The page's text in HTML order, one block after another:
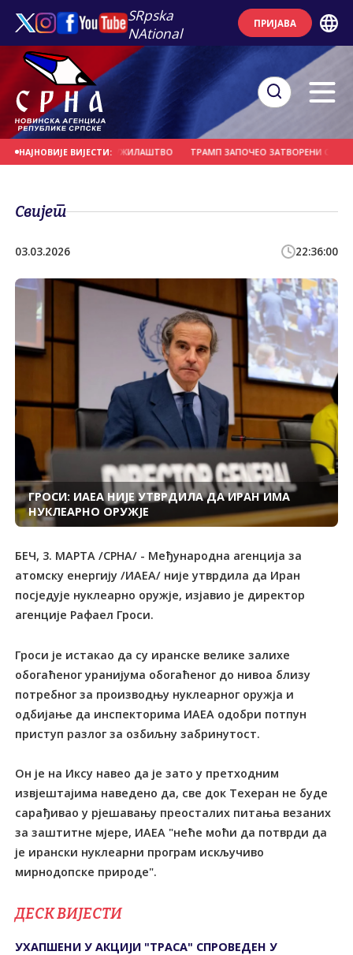
SRpska
NAtional
ПРИЈАВА
НАЈНОВИЈЕ ВИЈЕСТИ:
СПРОВЕДЕН У ТУЖИЛАШТВО ТРАМП ЗАПОЧЕО ЗАТВОРЕНИ САСТАНАК
Свијет
03.03.2026 22:36:00
ГРОСИ: ИАЕА НИЈЕ УТВРДИЛА ДА ИРАН ИМА
НУКЛЕАРНО ОРУЖЈЕ
БЕЧ, 3. МАРТА /СРНА/ - Међународна агенција за
атомску енергију /ИАЕА/ није утврдила да Иран
посједује нуклеарно оружје, изјавио је директор
агенције Рафаел Гроси.
Гроси је истакао да су иранске велике залихе
обогаћеног уранијума обогаћеног до нивоа близу
потребног за производњу нуклеарног оружја и
одбијање да инспекторима ИАЕА одобри потпун
приступ разлог за озбиљну забринутост.
Он је на Иксу навео да је зато у претходним
извјештајима наведено да, све док Техеран не буде
сарађивао у рјешавању преосталих питања везаних
за заштитне мјере, ИАЕА "неће моћи да потврди да
је ирански нуклеарни програм искључиво
мирнодопске природе".
ДЕСК ВИЈЕСТИ
УХАПШЕНИ У АКЦИЈИ "ТРАСА" СПРОВЕДЕН У